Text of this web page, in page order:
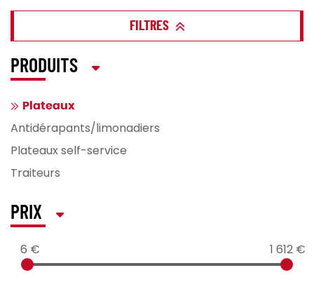
FILTRES
PRODUITS
Plateaux
Antidérapants/limonadiers
Plateaux self-service
Traiteurs
PRIX
6 € 1 612 €